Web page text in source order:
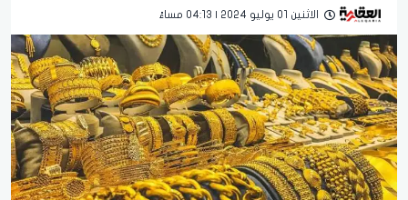
الاثنين 01 يوليو 2024 | 04:13 مساءً